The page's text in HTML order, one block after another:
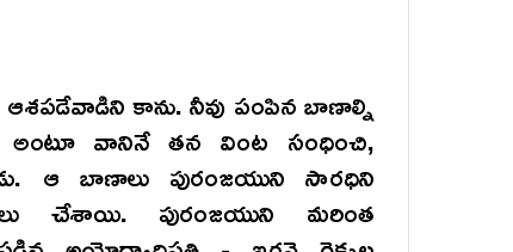
ఆశపడేవాడిని కాను. నీవు పంపిన బాణాల్ని
అంటూ వానినే తన వింట సంధించి,
ఆ బాణాలు పురంజయుని సారధిని
చేశాయి. పురంజయుని మరింత